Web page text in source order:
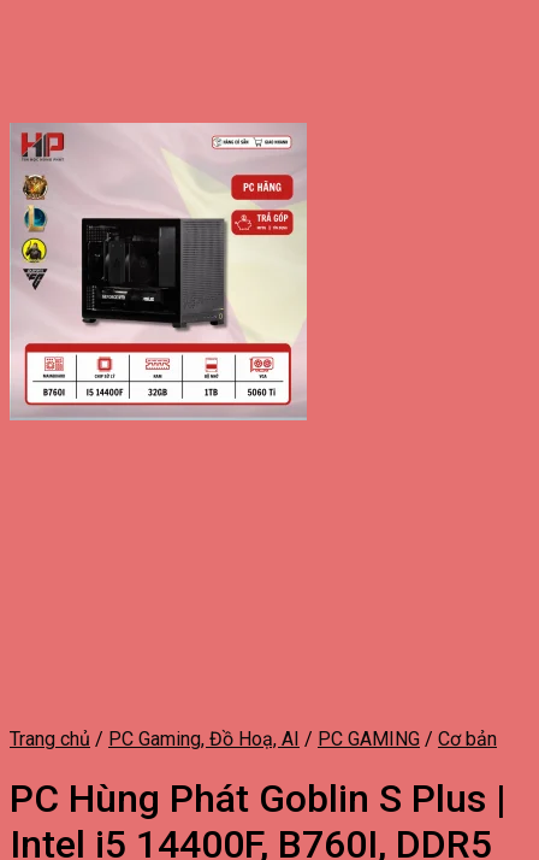
Trang chủ / PC Gaming, Đồ Hoạ, AI / PC GAMING / Cơ bản
PC Hùng Phát Goblin S Plus |
Intel i5 14400F, B760I, DDR5